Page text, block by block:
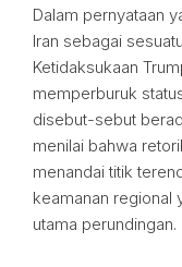
Dalam pernyataan
Iran sebagai
Ketidaksukaan
memperburuk
disebut-sebut
menilai bahwa
menandai titik
keamanan regional
utama perundingan.